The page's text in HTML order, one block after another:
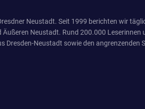
Neustadt. Seit 1999 berichten wir
Neustadt. Rund 200.000
Dresden-Neustadt sowie den